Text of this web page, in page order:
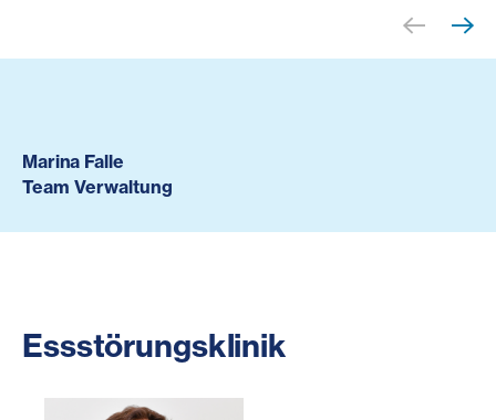
Marina Falle
Team Verwaltung
Essstörungsklinik